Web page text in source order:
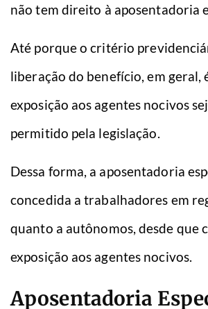
não tem direito à aposentadoria
Até porque o critério
liberação do benefício, em geral,
exposição aos agentes nocivos
permitido pela legislação.
Dessa forma, a aposentadoria
concedida a trabalhadores em
quanto a autônomos, desde que
exposição aos agentes nocivos.
Aposentadoria